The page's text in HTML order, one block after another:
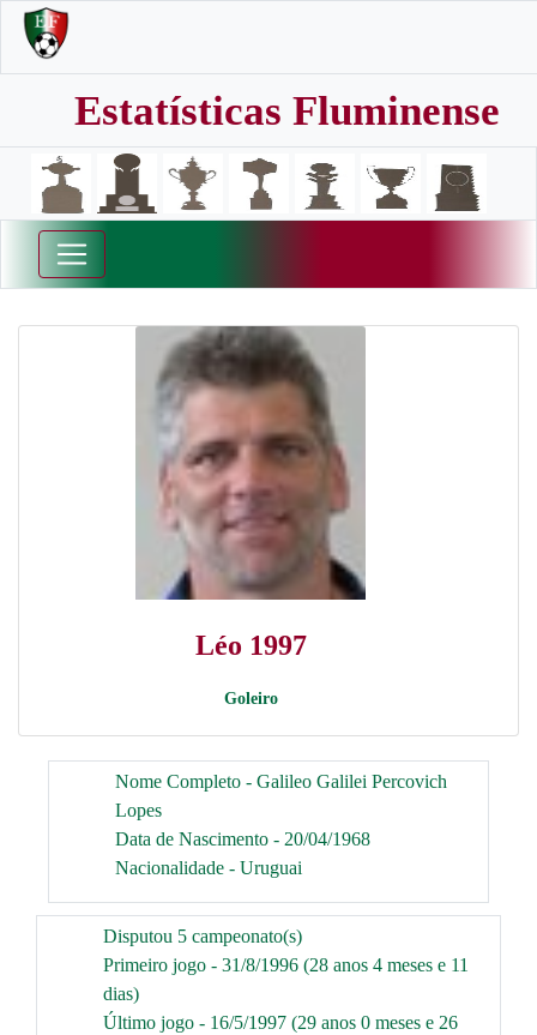
Estatísticas Fluminense
Léo 1997
Goleiro
Nome Completo - Galileo Galilei Percovich
Lopes
Data de Nascimento - 20/04/1968
Nacionalidade - Uruguai
Disputou 5 campeonato(s)
Primeiro jogo - 31/8/1996 (28 anos 4 meses e 11
dias)
Último jogo - 16/5/1997 (29 anos 0 meses e 26